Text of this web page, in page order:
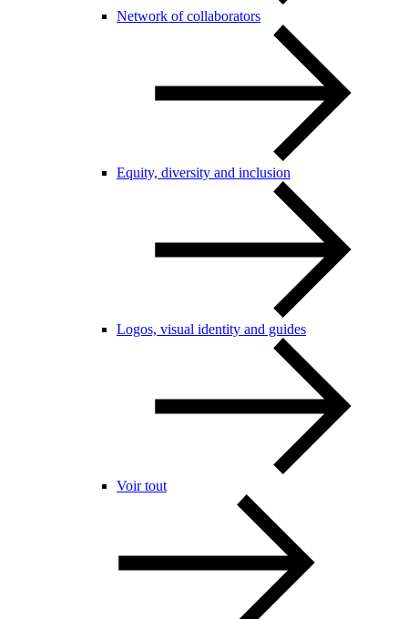
Network of collaborators
Equity, diversity and inclusion
Logos, visual identity and guides
Voir tout